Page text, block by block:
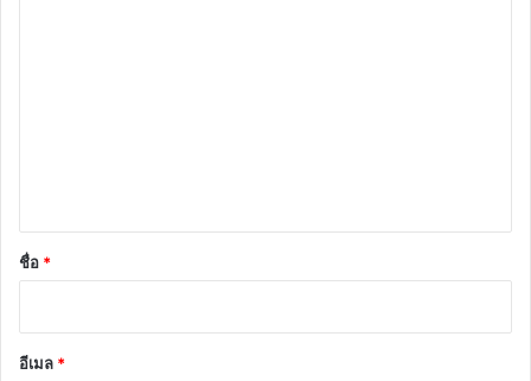
*
ชื่อ *
อีเมล *